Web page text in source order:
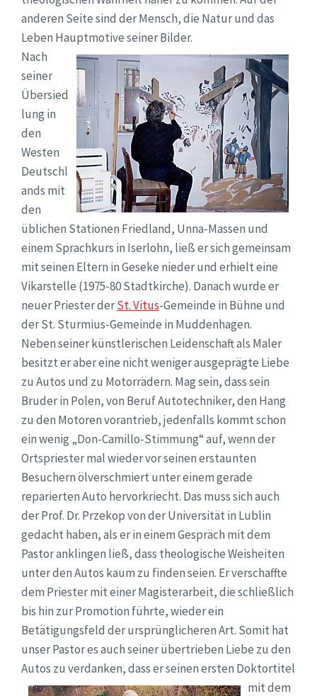
anderen Seite sind der Mensch, die Natur und das
Leben Hauptmotive seiner Bilder.
Nach
seiner
Übersied
lung in
den
Westen
Deutschl
ands mit
den
üblichen Stationen Friedland, Unna-Massen und
einem Sprachkurs in Iserlohn, ließ er sich gemeinsam
mit seinen Eltern in Geseke nieder und erhielt eine
Vikarstelle (1975-80 Stadtkirche). Danach wurde er
neuer Priester derSt. Vitus-Gemeinde in Bühne und
der St. Sturmius-Gemeinde in Muddenhagen.
Neben seiner künstlerischen Leidenschaft als Maler
besitzt er aber eine nicht weniger ausgeprägte Liebe
zu Autos und zu Motorrädern. Mag sein, dass sein
Bruder in Polen, von Beruf Autotechniker, den Hang
zu den Motoren vorantrieb, jedenfalls kommt schon
ein wenig „Don-Camillo-Stimmung“ auf, wenn der
Ortspriester mal wieder vor seinen erstaunten
Besuchern ölverschmiert unter einem gerade
reparierten Auto hervorkriecht. Das muss sich auch
der Prof. Dr. Przekop von der Universität in Lublin
gedacht haben, als er in einem Gespräch mit dem
Pastor anklingen ließ, dass theologische Weisheiten
unter den Autos kaum zu finden seien. Er verschaffte
dem Priester mit einer Magisterarbeit, die schließlich
bis hin zur Promotion führte, wieder ein
Betätigungsfeld der ursprünglicheren Art. Somit hat
unser Pastor es auch seiner übertrieben Liebe zu den
Autos zu verdanken, dass er seinen ersten Doktortitel
mit dem